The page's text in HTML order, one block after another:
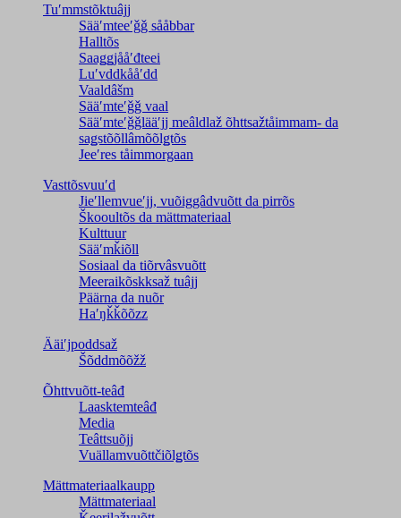
Tuʹmmstõktuâjj
Sääʹmteeʹǧǧ sååbbar
Halltõs
Saaǥǥjååʹđteei
Luʹvddkååʹdd
Vaaldâšm
Sääʹmteʹǧǧ vaal
Sääʹmteʹǧǧlääʹjj meâldlaž õhttsažtåimmam- da
saǥstõõllâmõõlǥtõs
Jeeʹres tåimmorgaan
Vasttõsvuuʹd
Jieʹllemvueʹjj, vuõiggâdvuõtt da pirrõs
Škooultõs da mättmateriaal
Kulttuur
Sääʹmǩiõll
Sosiaal da tiõrvâsvuõtt
Meeraikõskksaž tuâjj
Päärna da nuõr
Haʹŋǩǩõõzz
Ääiʹjpoddsaž
Šõddmõõžž
Õhttvuõtt-teâđ
Laasktemteâđ
Media
Teâttsuõjj
Vuällamvuõttčiõlǥtõs
Mättmateriaalkaupp
Mättmateriaal